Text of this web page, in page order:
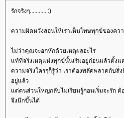
รักจริงๆ........... :)
ความผิดหวังสอนให้เราเห็นโทษทุกข์ของคว
ไม่ว่าคุณจะอกหักด้วยเหตุผลอะไร
ท้ที่จริงเหตุแห่งทุกข์นั้นเริ่มอยู่ก่อนแล้วตั้งแ
ความจริงใครๆก็รู้ว่า เราต้องพลัดพลาดกับสิ่
อยู่แล้ว
ต่คนส่วนใหญ่กลับไม่เรียนรู้ก่อนเริ่มจะรัก ต้
จึงนึกขึ้นได้